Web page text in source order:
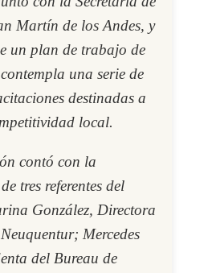
Martín de los Andes, y
un plan de trabajo de
una serie de
destinadas a
local.
contó con la
tres referentes del
González, Directora
Mercedes
del Bureau de